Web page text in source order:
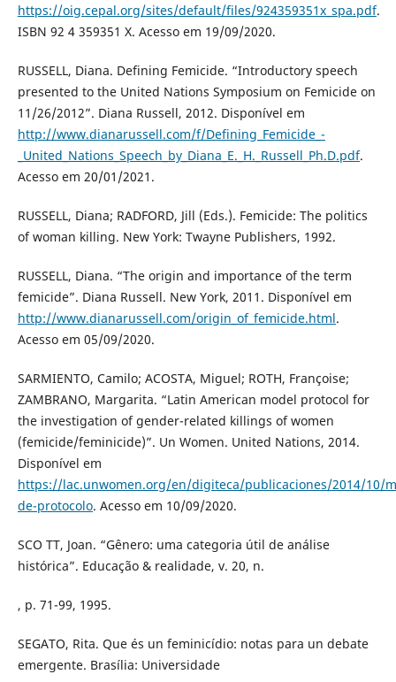
https://oig.cepal.org/sites/default/files/924359351x_spa.pdf.
ISBN 92 4 359351 X. Acesso em 19/09/2020.
RUSSELL, Diana. Defining Femicide. “Introductory speech
presented to the United Nations Symposium on Femicide on
11/26/2012”. Diana Russell, 2012. Disponível em
http://www.dianarussell.com/f/Defining_Femicide_-
_United_Nations_Speech_by_Diana_E._H._Russell_Ph.D.pdf.
Acesso em 20/01/2021.
RUSSELL, Diana; RADFORD, Jill (Eds.). Femicide: The politics
of woman killing. New York: Twayne Publishers, 1992.
RUSSELL, Diana. “The origin and importance of the term
femicide”. Diana Russell. New York, 2011. Disponível em
http://www.dianarussell.com/origin_of_femicide.html.
Acesso em 05/09/2020.
SARMIENTO, Camilo; ACOSTA, Miguel; ROTH, Françoise;
ZAMBRANO, Margarita. “Latin American model protocol for
the investigation of gender-related killings of women
(femicide/feminicide)”. Un Women. United Nations, 2014.
Disponível em
https://lac.unwomen.org/en/digiteca/publicaciones/2014/10/
de-protocolo. Acesso em 10/09/2020.
SCO TT, Joan. “Gênero: uma categoria útil de análise
histórica”. Educação & realidade, v. 20, n.
, p. 71-99, 1995.
SEGATO, Rita. Que és un feminicídio: notas para un debate
emergente. Brasília: Universidade